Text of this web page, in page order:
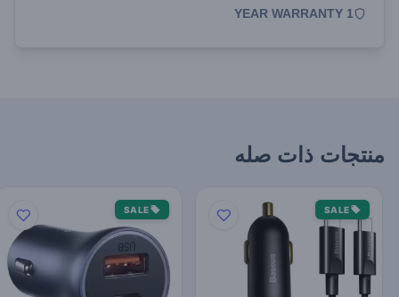
1 YEAR WARRANTY
منتجات ذات صله
SALE
SALE